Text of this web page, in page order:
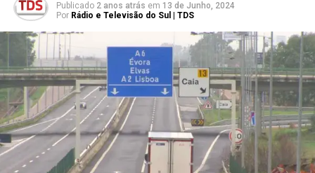
Publicado 2 anos atrás em 13 de Junho, 2024
Por Rádio e Televisão do Sul | TDS